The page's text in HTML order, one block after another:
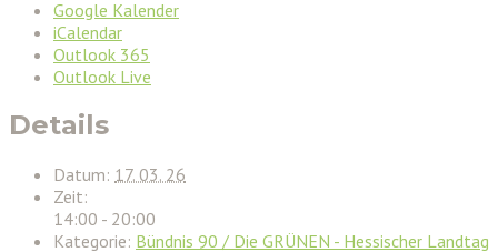
Google Kalender
iCalendar
Outlook 365
Outlook Live
Details
Datum: 17. 03. 26
Zeit:
14:00 - 20:00
Kategorie: Bündnis 90 / Die GRÜNEN - Hessischer Landtag